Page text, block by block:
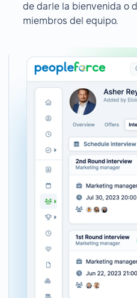
de darle la bienvenida o
miembros del equipo.